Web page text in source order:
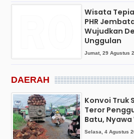
Wisata
PHR
Wujudkan
Unggulan
Jumat, 29 Agustus
DAERAH
Konvoi Truk
Teror
Batu, Nyawa
Selasa, 4 Agustus